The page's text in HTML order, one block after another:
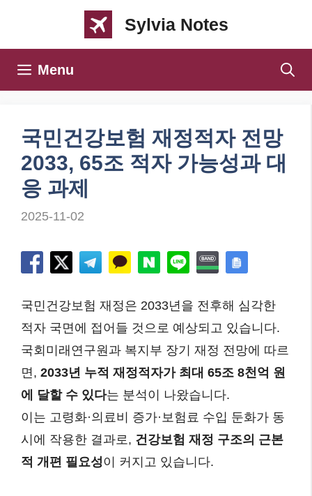
Sylvia Notes
Menu
국민건강보험 재정적자 전망
2033, 65조 적자 가능성과 대
응 과제
2025-11-02
국민건강보험 재정은 2033년을 전후해 심각한
적자 국면에 접어들 것으로 예상되고 있습니다.
국회미래연구원과 복지부 장기 재정 전망에 따르
면, 2033년 누적 재정적자가 최대 65조 8천억 원
에 달할 수 있다는 분석이 나왔습니다.
이는 고령화·의료비 증가·보험료 수입 둔화가 동
시에 작용한 결과로, 건강보험 재정 구조의 근본
적 개편 필요성이 커지고 있습니다.